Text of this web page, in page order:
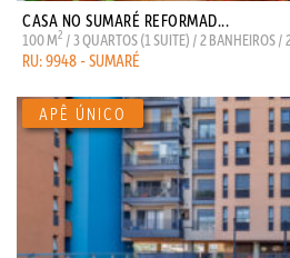
CASA NO SUMARÉ REFORMAD...
100 M2 / 3 QUARTOS (1 SUITE) / 2 BANHEIROS /
RU: 9948 - SUMARÉ